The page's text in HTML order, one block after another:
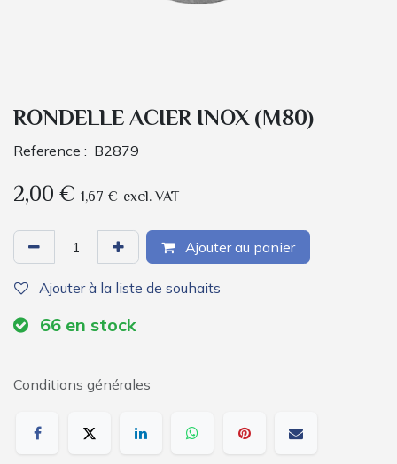
RONDELLE ACIER INOX (M80)
Reference : B2879
2,00€ 1,67 € excl. VAT
Ajouter au panier
Ajouter à la liste de souhaits
66 en stock
Conditions générales